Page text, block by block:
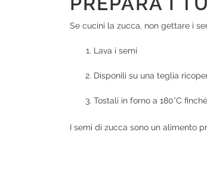
Se cucini la zucca, non gettare i
Lava i semi
Disponili su una teglia
Tostali in forno a 180°C
I semi di zucca sono un alimento